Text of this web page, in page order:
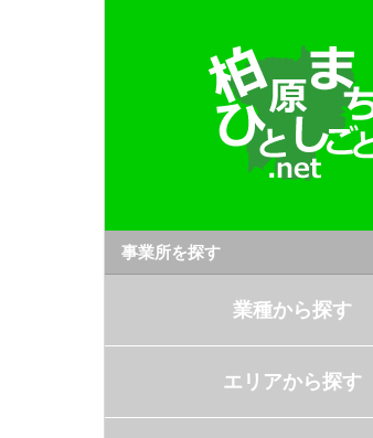
事業所を探す
業種から探す
エリアから探す